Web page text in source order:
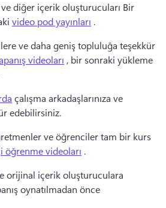
diğer içerik oluşturucuları Bir
video pod yayınları .
ve daha geniş topluluğa teşekkür
videoları , bir sonraki yükleme
çalışma arkadaşlarınıza ve
edebilirsiniz.
ve öğrenciler tam bir kurs
öğrenme videoları .
orijinal içerik oluşturuculara
oynatılmadan önce